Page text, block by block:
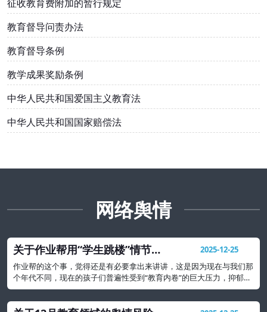
征收教育费附加的暂行规定
教育督导问责办法
教育督导条例
教学成果奖励条例
中华人民共和国爱国主义教育法
中华人民共和国国家赔偿法
网络舆情
关于作业帮用“学生跳楼”情节出
题事件的教育警示
2025-12-25
作业帮的这个事，觉得还是有必要拿出来讲讲，这是因为现在与我们那
个年代不同，现在的孩子们普遍性受到“教育内卷”的巨大压力，抑郁、
焦虑等心理问题可能要比我们想象的还要严重很多。